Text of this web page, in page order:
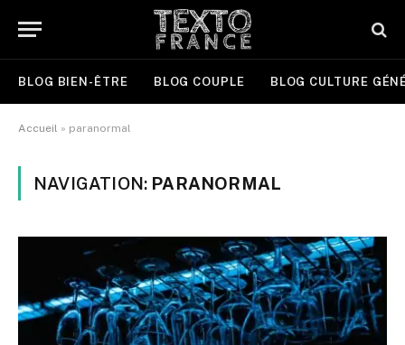
BLOG BIEN-ÊTRE BLOG COUPLE BLOG CULTURE
Accueil » paranormal
NAVIGATION: PARANORMAL